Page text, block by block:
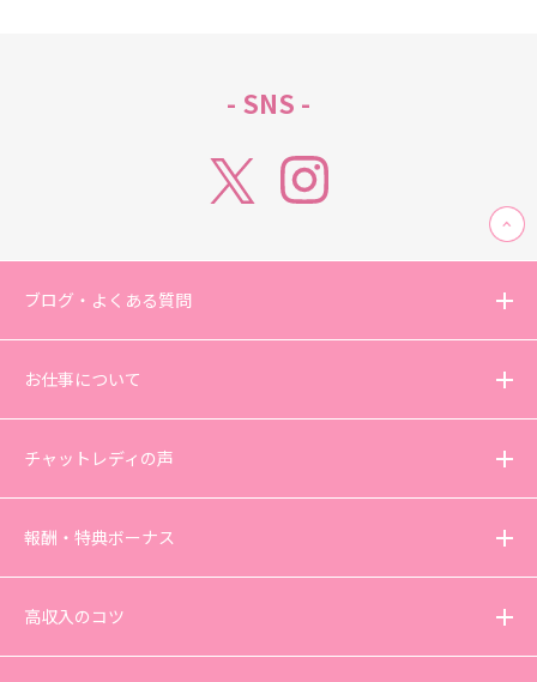
- SNS -
ブログ・よくある質問
お仕事について
チャットレディの声
報酬・特典ボーナス
高収入のコツ